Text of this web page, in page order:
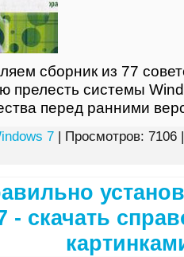
сборник из 77
прелесть системы
перед ранними
7| Просмотров: 7106
- скачать